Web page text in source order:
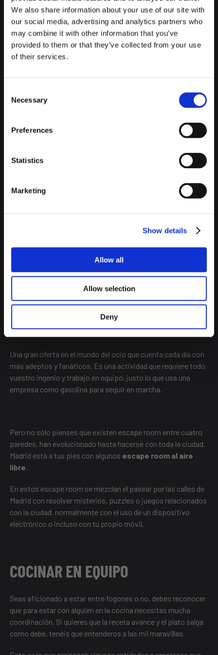
We also share information about your use of our site with
our social media, advertising and analytics partners who
may combine it with other information that you’ve
provided to them or that they’ve collected from your use
of their services.
Selection
Necessary
Preferences
Statistics
Marketing
Show details
Allow all
Allow selection
Deny
Es una actividad que implica mucha coordinación, saber
trabajar en equipo, y además, te echas unas buenas risas
tanto en el proceso de creación como luego viendo los
resultados.
BAILALOLOCO
Imagina poder caminar por Madrid, escuchando a todo
duda ofende, y mucho. Ver a un compañero darlo todo en
mitad de la calle, escuchando una música que sólo él o ella
equipo que no haya podido ir, es un gran trabajo de equipo.
ESCAPE ROOM
Los desafíos escape room están a la orden del día y son tan
entretenidos, divertidos, temáticos y complejos como
quieras.
Una gran oferta en el mundo del ocio que cuenta cada día con
más adeptos y fanáticos. Es una actividad que requiere todo
vuestro ingenio y trabajo en equipo, justo lo que usa una
empresa como gasolina para seguir en marcha.
Pero no sólo pienses que existen escape room entre cuatro
paredes, han evolucionado hasta hacerse con toda la ciudad.
Madrid está a tus pies con algunos escape room al aire
libre.
En estos escape room se mezclan el pasear por las calles de
Madrid con resolver misterios, puzzles o juegos relacionados
con la ciudad, normalmente con el uso de un dispositivo
electrónico o incluso con tu propio móvil.
COCINAR EN EQUIPO
Seas aficionado a estar entre fogones o no, debes reconocer
que para estar con alguien en la cocina necesitas mucha
coordinación. Si quieres que la receta avance y el plato salga
como debe, tenéis que entenderos a las mil maravillas.